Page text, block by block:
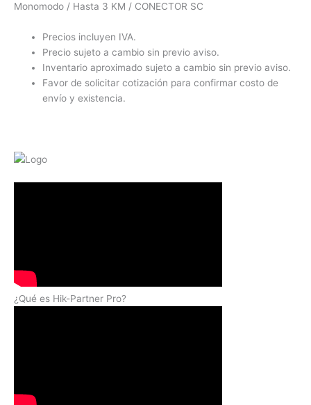
Monomodo / Hasta 3 KM / CONECTOR SC
Precios incluyen IVA.
Precio sujeto a cambio sin previo aviso.
Inventario aproximado sujeto a cambio sin previo aviso.
Favor de solicitar cotización para confirmar costo de
envío y existencia.
¿Qué es Hik-Partner Pro?